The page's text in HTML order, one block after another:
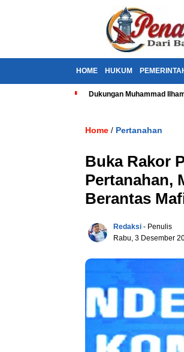
HOME HUKUM
Dukungan Muhammad
Home / Pertanahan
Buka Rakor
Pertanahan,
Berantas
Redaksi - Penulis
Rabu, 3 Desember